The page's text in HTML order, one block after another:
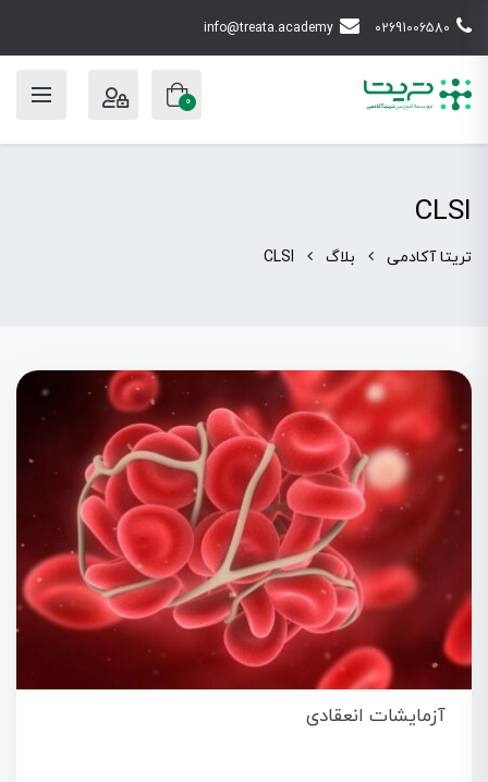
02691006580
info@treata.academy
0
CLSI
تریتا آکادمی بلاگ CLSI
آزمایشات انعقادی